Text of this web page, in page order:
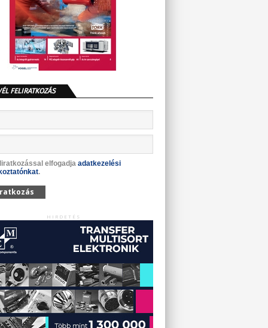
FELIRATKOZÁS
elfogadja adatkezelési
.
HIRDETÉS